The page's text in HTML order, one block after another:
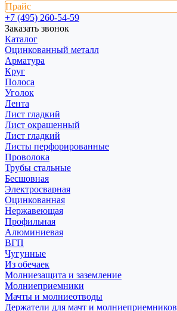
Прайс
+7 (495) 260-54-59
Заказать звонок
Каталог
Оцинкованный металл
Арматура
Круг
Полоса
Уголок
Лента
Лист гладкий
Лист окрашенный
Лист гладкий
Листы перфорированные
Проволока
Трубы стальные
Бесшовная
Электросварная
Оцинкованная
Нержавеющая
Профильная
Алюминиевая
ВГП
Чугунные
Из обечаек
Молниезащита и заземление
Молниеприемники
Мачты и молниеотводы
Держатели для мачт и молниеприемников